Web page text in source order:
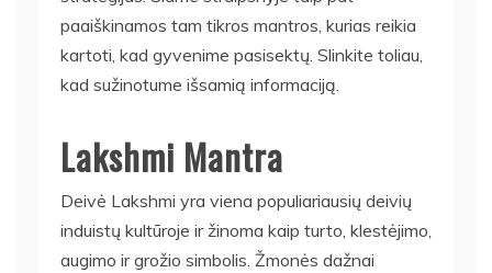
paaiškinamos tam tikros mantros, kurias reikia
kartoti, kad gyvenime pasisektų. Slinkite toliau,
kad sužinotume išsamią informaciją.
Lakshmi Mantra
Deivė Lakshmi yra viena populiariausių deivių
induistų kultūroje ir žinoma kaip turto, klestėjimo,
augimo ir grožio simbolis. Žmonės dažnai